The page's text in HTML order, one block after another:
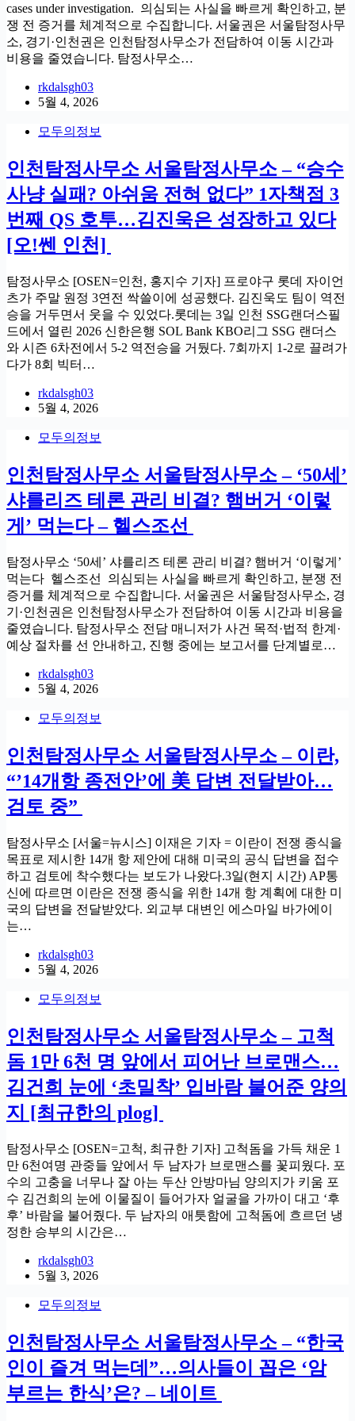
cases under investigation. 의심되는 사실을 빠르게 확인하고, 분
쟁 전 증거를 체계적으로 수집합니다. 서울권은 서울탐정사무
소, 경기·인천권은 인천탐정사무소가 전담하여 이동 시간과
비용을 줄였습니다. 탐정사무소…
rkdalsgh03
5월 4, 2026
모두의정보
인천탐정사무소 서울탐정사무소 – “승수
사냥 실패? 아쉬움 전혀 없다” 1자책점 3
번째 QS 호투…김진욱은 성장하고 있다
[오!쎈 인천]
탐정사무소 [OSEN=인천, 홍지수 기자] 프로야구 롯데 자이언
츠가 주말 원정 3연전 싹쓸이에 성공했다. 김진욱도 팀이 역전
승을 거두면서 웃을 수 있었다.롯데는 3일 인천 SSG랜더스필
드에서 열린 2026 신한은행 SOL Bank KBO리그 SSG 랜더스
와 시즌 6차전에서 5-2 역전승을 거뒀다. 7회까지 1-2로 끌려가
다가 8회 빅터…
rkdalsgh03
5월 4, 2026
모두의정보
인천탐정사무소 서울탐정사무소 – ‘50세’
샤를리즈 테론 관리 비결? 햄버거 ‘이렇
게’ 먹는다 – 헬스조선
탐정사무소 ‘50세’ 샤를리즈 테론 관리 비결? 햄버거 ‘이렇게’
먹는다 헬스조선 의심되는 사실을 빠르게 확인하고, 분쟁 전
증거를 체계적으로 수집합니다. 서울권은 서울탐정사무소, 경
기·인천권은 인천탐정사무소가 전담하여 이동 시간과 비용을
줄였습니다. 탐정사무소 전담 매니저가 사건 목적·법적 한계·
예상 절차를 선 안내하고, 진행 중에는 보고서를 단계별로…
rkdalsgh03
5월 4, 2026
모두의정보
인천탐정사무소 서울탐정사무소 – 이란,
“’14개항 종전안’에 美 답변 전달받아…
검토 중”
탐정사무소 [서울=뉴시스] 이재은 기자 = 이란이 전쟁 종식을
목표로 제시한 14개 항 제안에 대해 미국의 공식 답변을 접수
하고 검토에 착수했다는 보도가 나왔다.3일(현지 시간) AP통
신에 따르면 이란은 전쟁 종식을 위한 14개 항 계획에 대한 미
국의 답변을 전달받았다. 외교부 대변인 에스마일 바가에이
는…
rkdalsgh03
5월 4, 2026
모두의정보
인천탐정사무소 서울탐정사무소 – 고척
돔 1만 6천 명 앞에서 피어난 브로맨스…
김건희 눈에 ‘초밀착’ 입바람 불어준 양의
지 [최규한의 plog]
탐정사무소 [OSEN=고척, 최규한 기자] 고척돔을 가득 채운 1
만 6천여명 관중들 앞에서 두 남자가 브로맨스를 꽃피웠다. 포
수의 고충을 너무나 잘 아는 두산 안방마님 양의지가 키움 포
수 김건희의 눈에 이물질이 들어가자 얼굴을 가까이 대고 ‘후
후’ 바람을 불어줬다. 두 남자의 애틋함에 고척돔에 흐르던 냉
정한 승부의 시간은…
rkdalsgh03
5월 3, 2026
모두의정보
인천탐정사무소 서울탐정사무소 – “한국
인이 즐겨 먹는데”…의사들이 꼽은 ‘암
부르는 한식’은? – 네이트